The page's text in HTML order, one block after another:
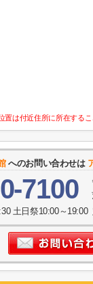
は付近住所に所在する
へのお問い合わせは
7100
土日祭10:00～19:00